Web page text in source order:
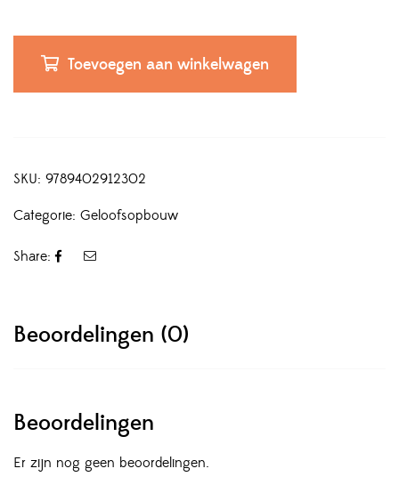
Toevoegen aan winkelwagen
SKU: 9789402912302
Categorie: Geloofsopbouw
Share:
Beoordelingen (0)
Beoordelingen
Er zijn nog geen beoordelingen.